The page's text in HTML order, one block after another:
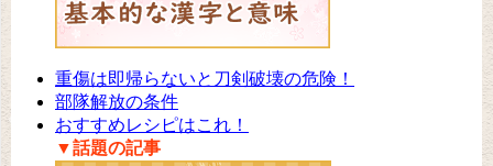
重傷は即帰らないと刀剣破壊の危険！
部隊解放の条件
おすすめレシピはこれ！
▼話題の記事